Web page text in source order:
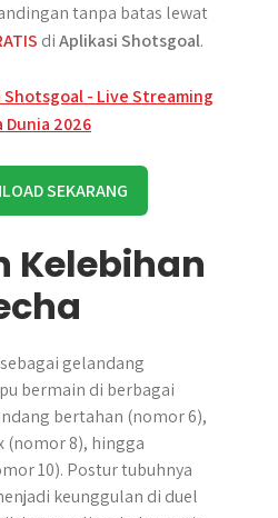
tanpa batas lewat
diAplikasi Shotsgoal.
SEKARANG
Kelebihan
gelandang
bermain di berbagai
bertahan (nomor 6),
(nomor 8), hingga
10). Postur tubuhnya
keunggulan di duel